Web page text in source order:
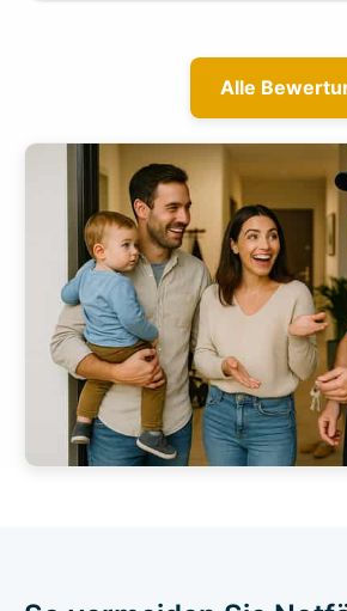
Alle